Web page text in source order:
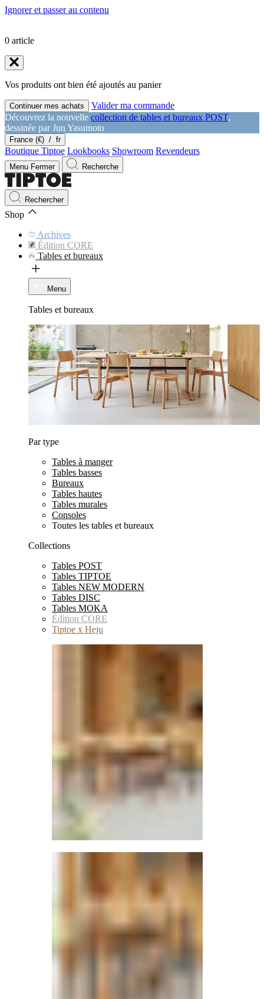
Ignorer et passer au contenu
0 article
Vos produits ont bien été ajoutés au panier
Continuer mes achats
Valider ma commande
Découvrez la nouvelle collection de tables et bureaux POST,
dessinée par Jun Yasumoto
France (€) / fr
Boutique Tiptoe Lookbooks Showroom Revendeurs
Menu Fermer Recherche
Rechercher
Shop
Archives
Édition CORE
Tables et bureaux
Menu
Tables et bureaux
Par type
Tables à manger
Tables basses
Bureaux
Tables hautes
Tables murales
Consoles
Toutes les tables et bureaux
Collections
Tables POST
Tables TIPTOE
Tables NEW MODERN
Tables DISC
Tables MOKA
Édition CORE
Tiptoe x Heju